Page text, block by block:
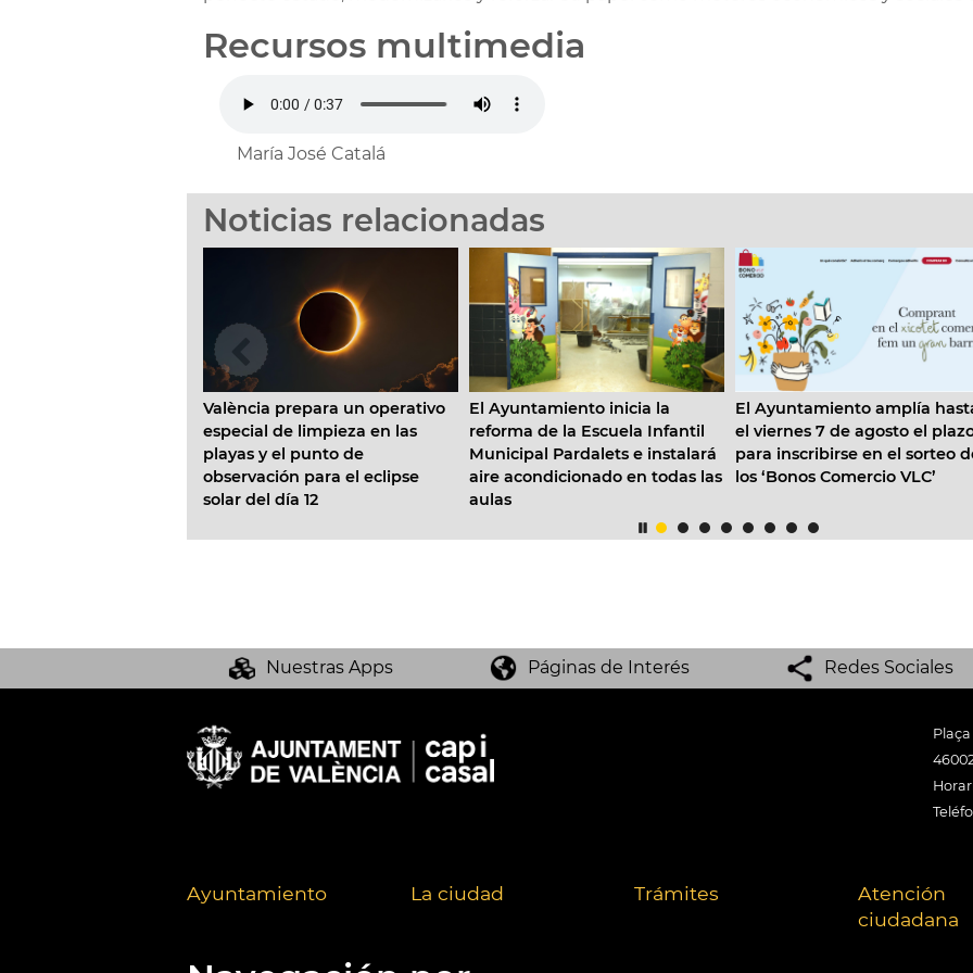
Recursos multimedia
María José Catalá
Noticias relacionadas
prepara un operativo
El Ayuntamiento inicia la
reforma de la Escuela Infantil
Municipal Pardalets e instalará
aire acondicionado en todas las
aulas
El Ayuntamiento amplía hasta
el viernes 7 de agosto el plazo
para inscribirse en el sorteo de
los ‘Bonos Comercio VLC’
Moneycorp elige
expandir su actividad y
el ecosistema financiero
internacional de la ciudad
Nuestras Apps Páginas de Interés Redes Sociales
Ayuntamiento La ciudad Trámites
Atención
ciudadana